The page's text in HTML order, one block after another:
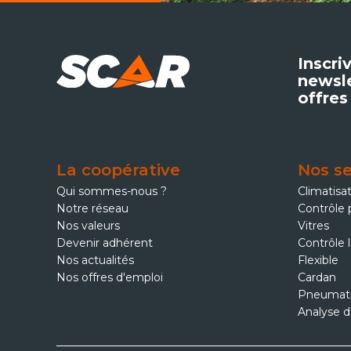
offres
La coopérative
Qui sommes-nous ?
Notre réseau
Nos valeurs
Devenir adhérent
Nos actualités
Nos offres d'emploi
Nos
Contrôle
Vitres
Contrôle
Flexible
Cardan
Analyse